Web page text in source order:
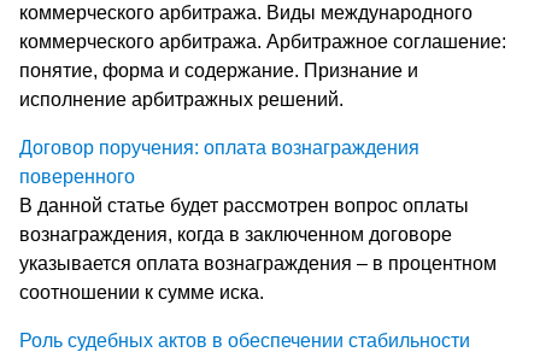
коммерческого арбитража. Виды международного
коммерческого арбитража. Арбитражное соглашение:
понятие, форма и содержание. Признание и
исполнение арбитражных решений.
Договор поручения: оплата вознаграждения
поверенного
В данной статье будет рассмотрен вопрос оплаты
вознаграждения, когда в заключенном договоре
указывается оплата вознаграждения – в процентном
соотношении к сумме иска.
Роль судебных актов в обеспечении стабильности